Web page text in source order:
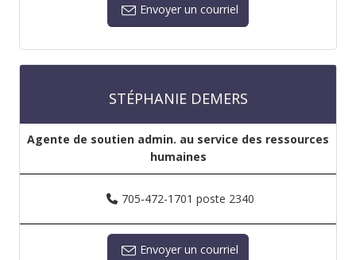
Envoyer un courriel
STÉPHANIE DEMERS
Agente de soutien admin. au service des ressources
humaines
705-472-1701 poste 2340
Envoyer un courriel